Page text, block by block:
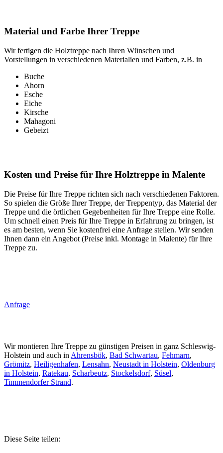
Material und Farbe Ihrer Treppe
Wir fertigen die Holztreppe nach Ihren Wünschen und
Vorstellungen in verschiedenen Materialien und Farben, z.B. in
Buche
Ahorn
Esche
Eiche
Kirsche
Mahagoni
Gebeizt
Kosten und Preise für Ihre Holztreppe in Malente
Die Preise für Ihre Treppe richten sich nach verschiedenen Faktoren.
So spielen die Größe Ihrer Treppe, der Treppentyp, das Material der
Treppe und die örtlichen Gegebenheiten für Ihre Treppe eine Rolle.
Um schnell einen Preis für Ihre Treppe in Erfahrung zu bringen, ist
es am besten, wenn Sie kostenfrei eine Anfrage stellen. Wir senden
Ihnen dann ein Angebot (Preise inkl. Montage in Malente) für Ihre
Treppe zu.
Anfrage
Wir montieren Ihre Treppe zu günstigen Preisen in ganz Schleswig-
Holstein und auch in Ahrensbök, Bad Schwartau, Fehmarn,
Grömitz, Heiligenhafen, Lensahn, Neustadt in Holstein, Oldenburg
in Holstein, Ratekau, Scharbeutz, Stockelsdorf, Süsel,
Timmendorfer Strand.
Diese Seite teilen: